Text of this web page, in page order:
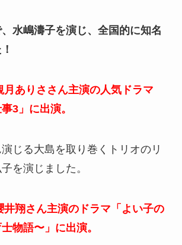
水嶋濤子を演じ、全国的に知名
月ありささん主演の人気ドラマ
3」に出演。
じる大島を取り巻くトリオのリ
を演じました。
井翔さん主演のドラマ「よい子の
物語〜」に出演。